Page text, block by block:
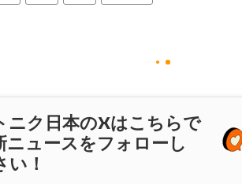
ニク日本のXはこちらで
ニュースをフォローし
！